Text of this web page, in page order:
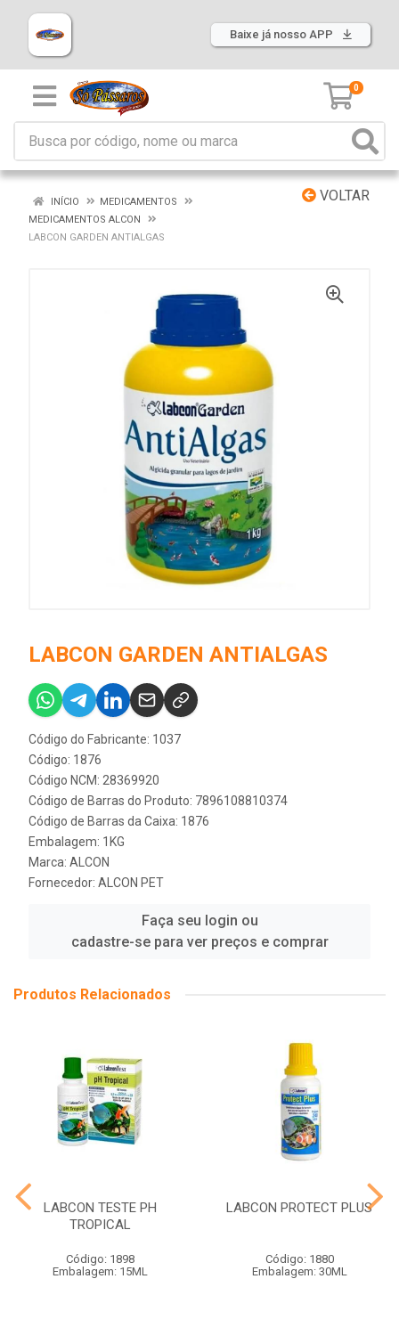
Baixe já nosso APP
0
VOLTAR
INÍCIO
MEDICAMENTOS
MEDICAMENTOS ALCON
LABCON GARDEN ANTIALGAS
LABCON GARDEN ANTIALGAS
Código do Fabricante: 1037
Código: 1876
Código NCM: 28369920
Código de Barras do Produto: 7896108810374
Código de Barras da Caixa: 1876
Embalagem: 1KG
Marca: ALCON
Fornecedor: ALCON PET
Faça seu login ou
cadastre-se para ver preços e comprar
Produtos Relacionados
LABCON TESTE PH
TROPICAL
Código: 1898
Embalagem: 15ML
LABCON PROTECT PLUS
Código: 1880
Embalagem: 30ML